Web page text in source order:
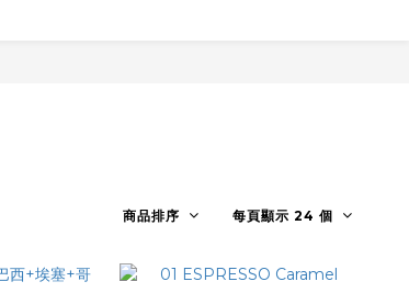
商品排序 每頁顯示 24 個